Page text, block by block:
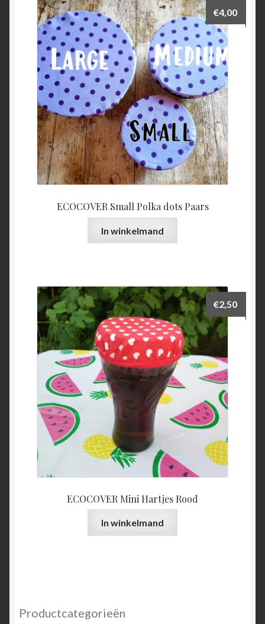
ECOCOVER Small Polka dots Paars
€4,00
In winkelmand
ECOCOVER Mini Hartjes Rood
€2,50
In winkelmand
Productcategorieën